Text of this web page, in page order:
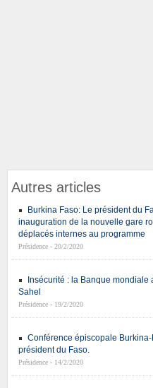
Autres articles
Burkina Faso: Le président du
inauguration de la nouvelle gare
déplacés internes au programme
Présidence - 20/2/2020
Insécurité : la Banque mondiale
Sahel
Présidence - 19/2/2020
Conférence épiscopale
président du Faso.
Présidence - 14/2/2020